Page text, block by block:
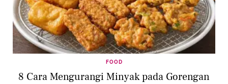
FOOD
8 Cara Mengurangi Minyak pada Gorengan